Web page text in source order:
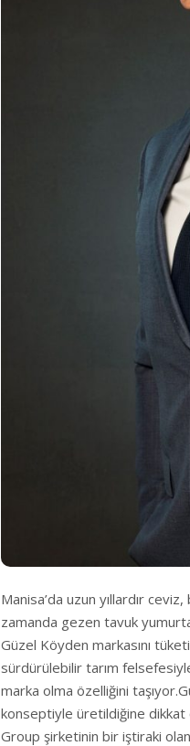
Manisa’da uzun yıllardır
zamanda gezen tavuk
Güzel Köyden markasını
sürdürülebilir tarım
marka olma özelliğini
konseptiyle üretildiğine dikkat
Group şirketinin bir iştiraki